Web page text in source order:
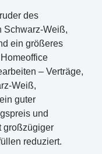
des
Schwarz-Weiß,
ein größeres
– Verträge,
Weiß,
guter
und
großzügiger
reduziert.